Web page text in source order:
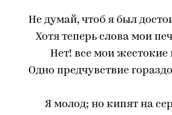
Не думай, чтоб я был
Хотя теперь слова мои
Нет! все мои жестокие
Одно предчувствие
Я молод; но кипят на